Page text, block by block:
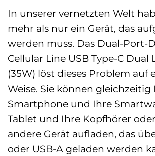
In unserer vernetzten Welt
mehr als nur ein Gerät, das
werden muss. Das Dual-Port-
Cellular Line USB Type-C Dual
(35W) löst dieses Problem auf
Weise. Sie können gleichzeitig
Smartphone und Ihre
Tablet und Ihre Kopfhörer
andere Gerät aufladen, das
oder USB-A geladen werden